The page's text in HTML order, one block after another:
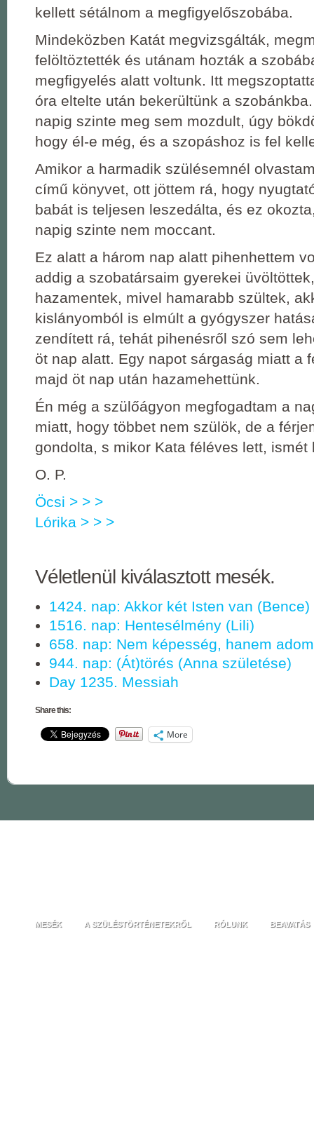
kellett sétálnom a megfigyelőszobába.
Mindeközben Katát megvizsgálták,
felöltöztették és utánam hozták a
megfigyelés alatt voltunk. Itt
óra eltelte után bekerültünk a
napig szinte meg sem mozdult, úgy
hogy él-e még, és a szopáshoz is fel
Amikor a harmadik szülésemnél
című könyvet, ott jöttem rá, hogy
babát is teljesen leszedálta, és ez
napig szinte nem moccant.
Ez alatt a három nap alatt pihenhettem
addig a szobatársaim gyerekei
hazamentek, mivel hamarabb szültek,
kislányomból is elmúlt a gyógyszer
zendített rá, tehát pihenésről szó sem
öt nap alatt. Egy napot sárgaság miatt a
majd öt nap után hazamehettünk.
Én még a szülőágyon megfogadtam a
miatt, hogy többet nem szülök, de a
gondolta, s mikor Kata féléves lett, ismét
O. P.
Öcsi > > >
Lórika > > >
Véletlenül kiválasztott mesék.
1424. nap: Akkor két Isten van (Bence)
1516. nap: Hentesélmény (Lili)
658. nap: Nem képesség, hanem
944. nap: (Át)törés (Anna születése)
Day 1235. Messiah
Share this:
More
MESÉK A SZÜLÉSTÖRTÉNETEKRŐL RÓLUNK BEAVATÁS